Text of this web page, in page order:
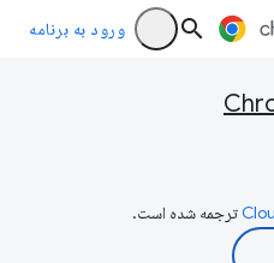
ورود به برنامه
ترجمه شده است.